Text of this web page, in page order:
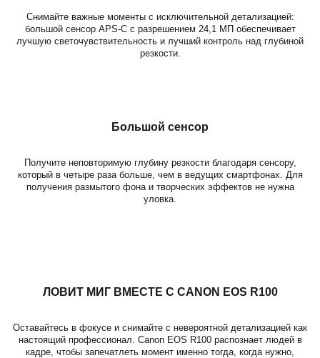
Снимайте важные моменты с исключительной детализацией:
большой сенсор APS-C с разрешением 24,1 МП обеспечивает
лучшую светочувствительность и лучший контроль над глубиной
резкости.
Большой сенсор
Получите неповторимую глубину резкости благодаря сенсору,
который в четыре раза больше, чем в ведущих смартфонах. Для
получения размытого фона и творческих эффектов не нужна
уловка.
ЛОВИТ МИГ ВМЕСТЕ С CANON EOS R100
Оставайтесь в фокусе и снимайте с невероятной детализацией как
настоящий профессионал. Canon EOS R100 распознает людей в
кадре, чтобы запечатлеть момент именно тогда, когда нужно,